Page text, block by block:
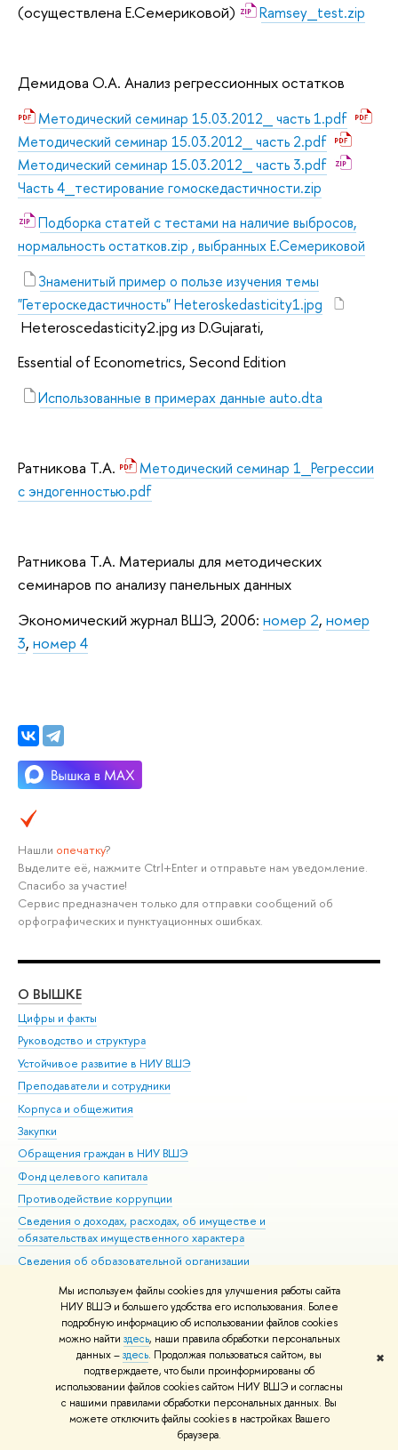
Мы используем файлы cookies для улучшения работы сайта
НИУ ВШЭ и большего удобства его использования. Более
подробную информацию об использовании файлов cookies
можно найти здесь, наши правила обработки персональных
данных –здесь. Продолжая пользоваться сайтом, вы
подтверждаете, что были проинформированы об
использовании файлов cookies сайтом НИУ ВШЭ и согласны
с нашими правилами обработки персональных данных. Вы
можете отключить файлы cookies в настройках Вашего
браузера.
✖
(осуществлена Е.Семериковой)
Ramsey_test.zip
Демидова О.А. Анализ регрессионных остатков
Методический семинар 15.03.2012_ часть 1.pdf
Методический семинар 15.03.2012_ часть 2.pdf
Методический семинар 15.03.2012_ часть 3.pdf
Часть 4_тестирование гомоскедастичности.zip
Подборка статей с тестами на наличие выбросов,
нормальность остатков.zip , выбранных Е.Семериковой
Знаменитый пример о пользе изучения темы
"Гетероскедастичность" Heteroskedasticity1.jpg
Heteroscedasticity2.jpg из D.Gujarati,
Essential of Econometrics, Second Edition
Использованные в примерах данные auto.dta
Ратникова Т.А.
Методический семинар 1_Регрессии
с эндогенностью.pdf
Ратникова Т.А. Материалы для методических
семинаров по анализу панельных данных
Экономический журнал ВШЭ, 2006: номер 2, номер
3, номер 4
Нашли опечатку?
Выделите её, нажмите Ctrl+Enter и отправьте нам уведомление.
Спасибо за участие!
Сервис предназначен только для отправки сообщений об
орфографических и пунктуационных ошибках.
О ВЫШКЕ
Цифры и факты
Руководство и структура
Устойчивое развитие в НИУ ВШЭ
Преподаватели и сотрудники
Корпуса и общежития
Закупки
Обращения граждан в НИУ ВШЭ
Фонд целевого капитала
Противодействие коррупции
Сведения о доходах, расходах, об имуществе и
обязательствах имущественного характера
Сведения об образовательной организации
Людям с ограниченными возможностями здоровья
Единая платежная страница
Работа в Вышке
© НИУ ВШЭ 1993–2026 Адреса и контакты Условия использования
материалов Политика конфиденциальности Карта сайта
Шрифты HSE Sans и HSE Slab разработаны вШколе дизайна НИУ ВШЭ